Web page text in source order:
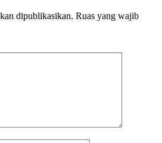
dipublikasikan. Ruas yang wajib